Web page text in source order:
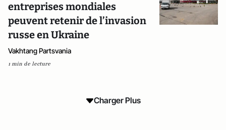
entreprises mondiales
peuvent retenir de l’invasion
russe en Ukraine
Vakhtang Partsvania
1 min de lecture
Charger Plus